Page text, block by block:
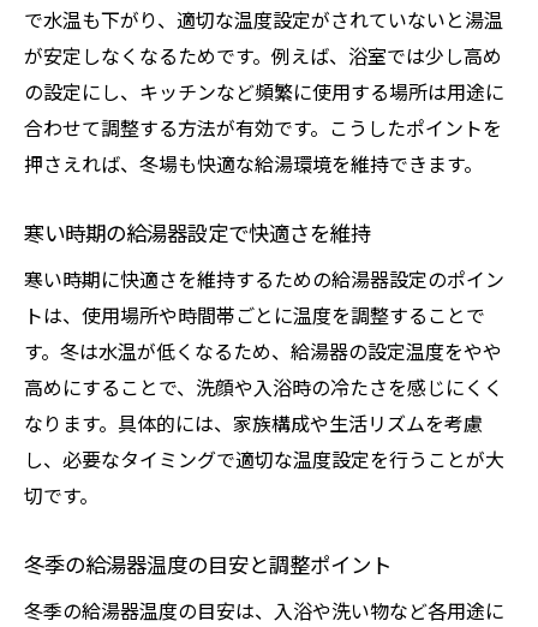
で水温も下がり、適切な温度設定がされていないと湯温
が安定しなくなるためです。例えば、浴室では少し高め
の設定にし、キッチンなど頻繁に使用する場所は用途に
合わせて調整する方法が有効です。こうしたポイントを
押さえれば、冬場も快適な給湯環境を維持できます。
寒い時期の給湯器設定で快適さを維持
寒い時期に快適さを維持するための給湯器設定のポイン
トは、使用場所や時間帯ごとに温度を調整することで
す。冬は水温が低くなるため、給湯器の設定温度をやや
高めにすることで、洗顔や入浴時の冷たさを感じにくく
なります。具体的には、家族構成や生活リズムを考慮
し、必要なタイミングで適切な温度設定を行うことが大
切です。
冬季の給湯器温度の目安と調整ポイント
冬季の給湯器温度の目安は、入浴や洗い物など各用途に